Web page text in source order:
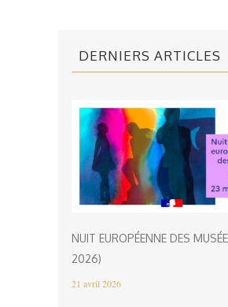
DERNIERS ARTICLES
NUIT EUROPÉENNE DES
2026)
21 avril 2026